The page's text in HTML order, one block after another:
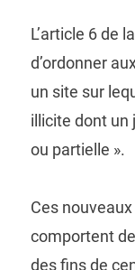
L’article 6 de
d’ordonner
un site sur
illicite dont un
ou partielle ».
Ces
comportent
des fins de